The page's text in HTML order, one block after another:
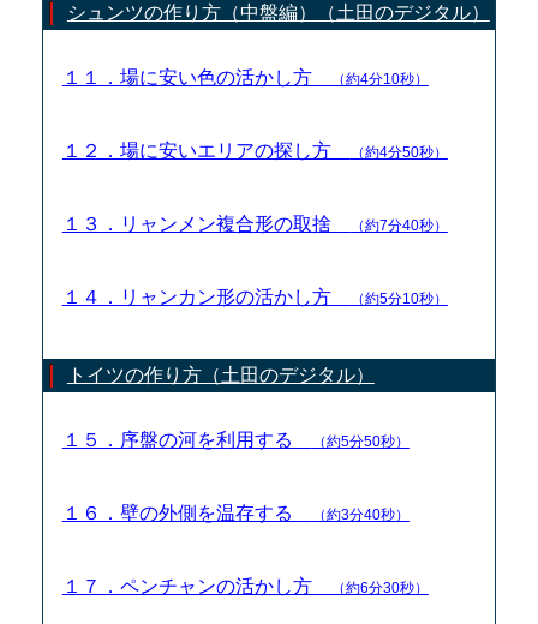
シュンツの作り方（中盤編）（土田のデジタル）
１１．場に安い色の活かし方 （約4分10秒）
１２．場に安いエリアの探し方 （約4分50秒）
１３．リャンメン複合形の取捨 （約7分40秒）
１４．リャンカン形の活かし方 （約5分10秒）
トイツの作り方（土田のデジタル）
１５．序盤の河を利用する （約5分50秒）
１６．壁の外側を温存する （約3分40秒）
１７．ペンチャンの活かし方 （約6分30秒）